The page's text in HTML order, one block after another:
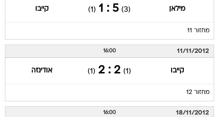
מילאן (3)
5 : 1
(1) קייבו
מחזור 11
11/11/2012
16:00
קייבו (1)
2 : 2
(1) אודינזה
מחזור 12
18/11/2012
16:00